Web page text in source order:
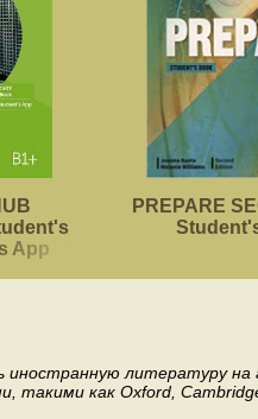
App
PREPARE
литературу на
как Oxford,